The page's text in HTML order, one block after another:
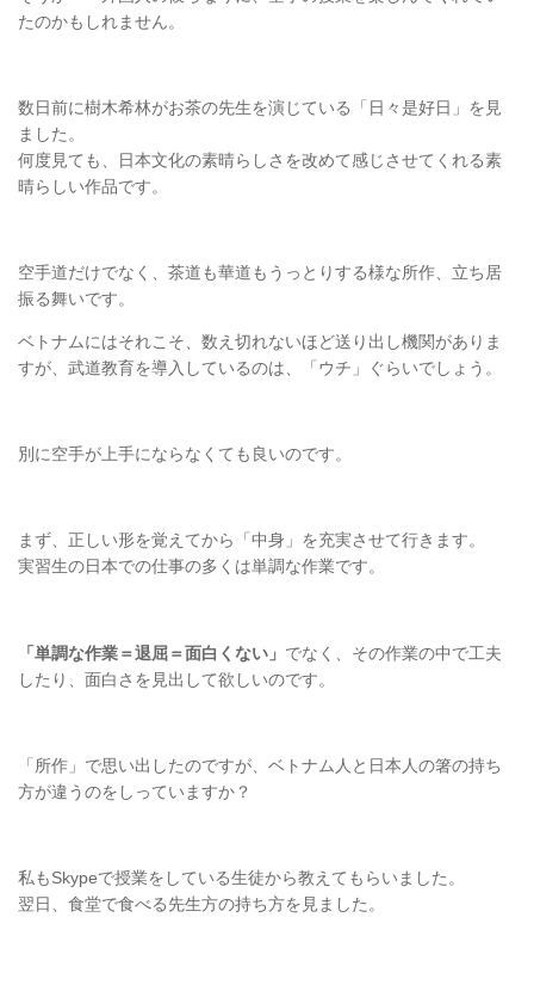
たのかもしれません。
数日前に樹木希林がお茶の先生を演じている「日々是好日」を見
ました。
何度見ても、日本文化の素晴らしさを改めて感じさせてくれる素
晴らしい作品です。
空手道だけでなく、茶道も華道もうっとりする様な所作、立ち居
振る舞いです。
ベトナムにはそれこそ、数え切れないほど送り出し機関がありま
すが、武道教育を導入しているのは、「ウチ」ぐらいでしょう。
別に空手が上手にならなくても良いのです。
まず、正しい形を覚えてから「中身」を充実させて行きます。
実習生の日本での仕事の多くは単調な作業です。
「単調な作業＝退屈＝面白くない」 でなく、その作業の中で工夫
したり、面白さを見出して欲しいのです。
「所作」で思い出したのですが、ベトナム人と日本人の箸の持ち
方が違うのをしっていますか？
私もSkypeで授業をしている生徒から教えてもらいました。
翌日、食堂で食べる先生方の持ち方を見ました。